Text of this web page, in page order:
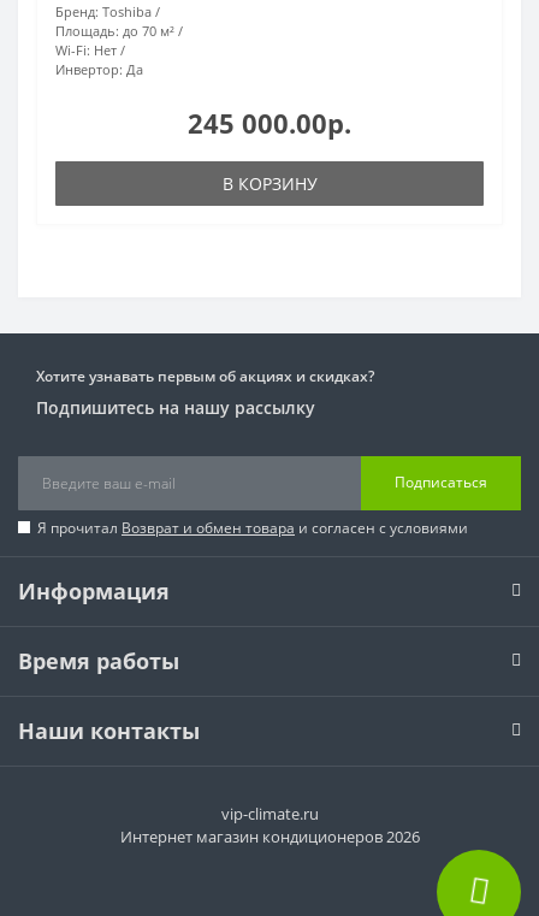
Бренд: Toshiba
Площадь: до 70 м²
Wi-Fi: Нет
Инвертор: Да
245 000.00р.
В КОРЗИНУ
Хотите узнавать первым об акциях и скидках?
Подпишитесь на нашу рассылку
Подписаться
Я прочитал Возврат и обмен товара и согласен с условиями
Информация
Время работы
Наши контакты
vip-climate.ru
Интернет магазин кондиционеров 2026